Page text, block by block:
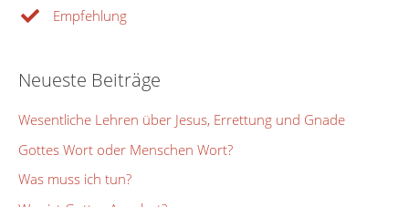
Empfehlung
Neueste Beiträge
Wesentliche Lehren über Jesus, Errettung und Gnade
Gottes Wort oder Menschen Wort?
Was muss ich tun?